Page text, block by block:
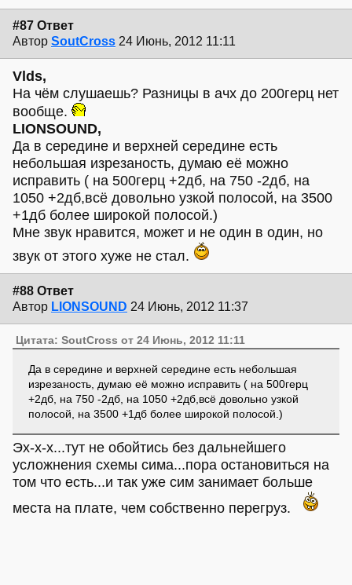
#87 Ответ
Автор SoutCross 24 Июнь, 2012 11:11
Vlds,
На чём слушаешь? Разницы в ачх до 200герц нет
вообще.
LIONSOUND,
Да в середине и верхней середине есть
небольшая изрезаность, думаю её можно
исправить ( на 500герц +2дб, на 750 -2дб, на
1050 +2дб,всё довольно узкой полосой, на 3500
+1дб более широкой полосой.)
Мне звук нравится, может и не один в один, но
звук от этого хуже не стал.
#88 Ответ
Автор LIONSOUND 24 Июнь, 2012 11:37
Цитата: SoutCross от 24 Июнь, 2012 11:11
Да в середине и верхней середине есть небольшая
изрезаность, думаю её можно исправить ( на 500герц
+2дб, на 750 -2дб, на 1050 +2дб,всё довольно узкой
полосой, на 3500 +1дб более широкой полосой.)
Эх-х-х...тут не обойтись без дальнейшего
усложнения схемы сима...пора остановиться на
том что есть...и так уже сим занимает больше
места на плате, чем собственно перегруз.